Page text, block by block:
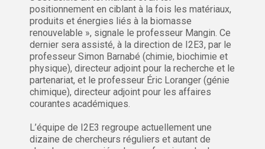
positionnement en ciblant à la fois les matériaux,
produits et énergies liés à la biomasse
renouvelable », signale le professeur Mangin. Ce
dernier sera assisté, à la direction de I2E3, par le
professeur Simon Barnabé (chimie, biochimie et
physique), directeur adjoint pour la recherche et le
partenariat, et le professeur Éric Loranger (génie
chimique), directeur adjoint pour les affaires
courantes académiques.
L’équipe de I2E3 regroupe actuellement une
dizaine de chercheurs réguliers et autant de